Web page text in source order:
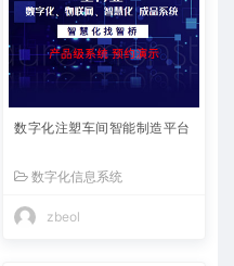
数字化注塑车间智能制造平台
数字化信息系统
zbeol